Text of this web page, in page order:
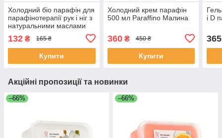
Холодний біо парафін для
парафінотерапії рук і ніг з
натуральними маслами
132 ₴ 165 ₴
Купити
Холодний крем парафін
500 мл Paraffino Малина
360₴ 450 ₴
Купити
і D
365
Акційні пропозиції та новинки
–66% –66%